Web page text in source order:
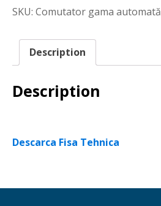
SKU: Comutator gama automată
Description
Description
Descarca Fisa Tehnica